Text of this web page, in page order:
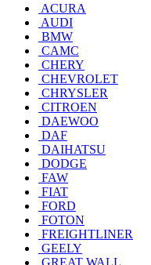
ACURA
AUDI
BMW
CAMC
CHERY
CHEVROLET
CHRYSLER
CITROEN
DAEWOO
DAF
DAIHATSU
DODGE
FAW
FIAT
FORD
FOTON
FREIGHTLINER
GEELY
GREAT WALL